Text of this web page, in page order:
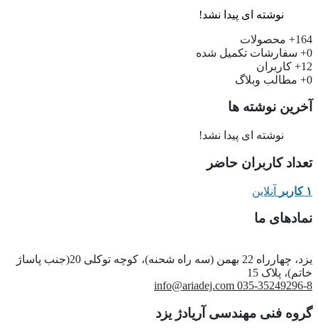
نوشته ای پیدا نشد!
164+
محصولات
0+
سفارشات تکمیل شده
12+
کاربران
0+
مطالب وبلاگ
آخرین نوشته ها
نوشته ای پیدا نشد!
تعداد کاربران حاضر
۱ کاربر آنلاین
نمادهای ما
یزد، چهارراه 22 بهمن (سه راه شحنه)، کوچه توکلی 20(جنب پاساژ
خاتم)، پلاک 15
035-35249296-8
info@ariadej.com
گروه فنی مهندسی آریادژ یزد